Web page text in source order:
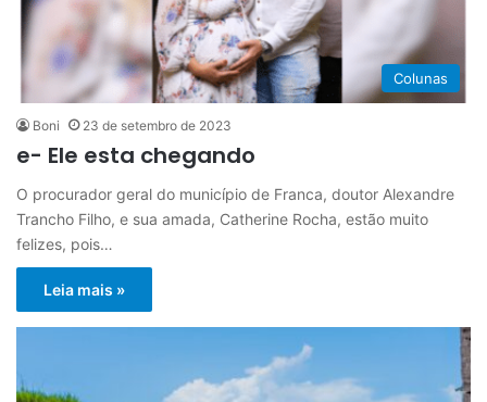
Colunas
Boni 23 de setembro de 2023
e- Ele esta chegando
O procurador geral do município de Franca, doutor Alexandre
Trancho Filho, e sua amada, Catherine Rocha, estão muito
felizes, pois…
Leia mais »